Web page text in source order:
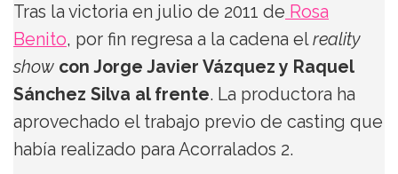
Tras la victoria en julio de 2011 de Rosa
Benito, por fin regresa a la cadena elreality
show con Jorge Javier Vázquez y Raquel
Sánchez Silva al frente. La productora ha
aprovechado el trabajo previo de casting que
había realizado para Acorralados 2.